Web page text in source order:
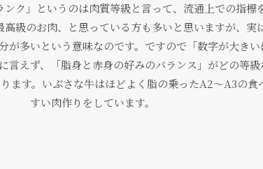
ンク」というのは肉質等級と言って、流通上での指標
高級のお肉、と思っている方も多いと思いますが、実
が多いという意味なのです。ですので「数字が大きい
言えず、「脂身と赤身の好みのバランス」がどの等級
ます。いぶさな牛はほどよく脂の乗ったA2〜A3の食
すい肉作りをしています。